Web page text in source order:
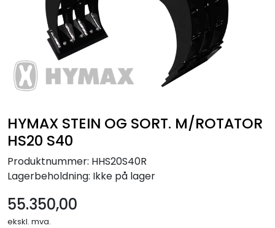
HYMAX STEIN OG SORT. M/ROTATOR
HS20 S40
Produktnummer: HHS20S40R
Lagerbeholdning: Ikke på lager
55.350,00
ekskl. mva.